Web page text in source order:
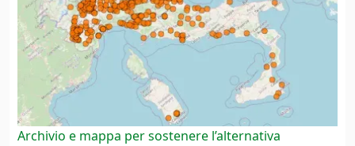
Archivio e mappa per sostenere l’alternativa